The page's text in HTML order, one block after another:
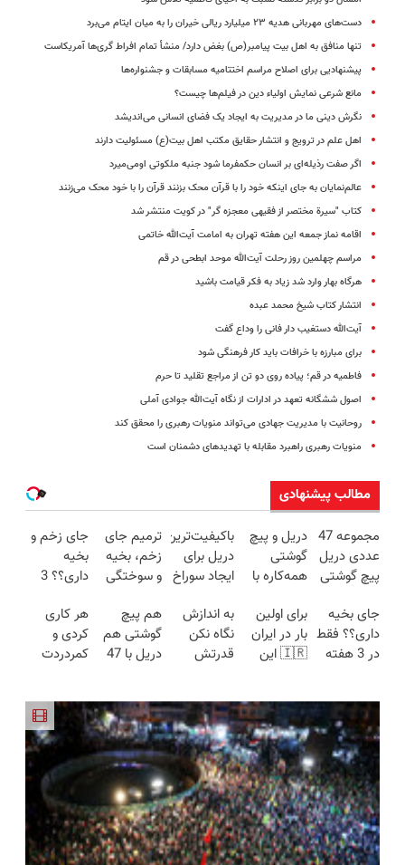
دست‌های مهربانی هدیه ۲۳ میلیارد ریالی خیران را به میان ایتام می‌برد
تنها منافق به اهل بیت پیامبر(ص) بغض دارد/ منشأ تمام افراط گری‌ها آمریکاست
پیشنهادیی برای اصلاح مراسم اختتامیه مسابقات و جشنواره‌ها
مانع شرعی نمایش اولیاء دین در فیلم‌ها چیست؟
نگرش دینی ما در مدیریت به ایجاد یک فضای انسانی می‌اندیشد
اهل علم در ترویج و انتشار حقایق مکتب اهل بیت(ع) مسئولیت دارند
اگر صفت رذیله‌ای بر انسان حکمفرما شود جنبه ملکوتی اومی‌میرد
عالم‌نمایان به جای اینکه خود را با قرآن محک بزنند قرآن را با خود محک می‌زنند
کتاب "سیرة مختصر از فقیهی معجزه گر" در کویت منتشر شد
اقامه نماز جمعه این هفته تهران به امامت آیت‌الله خاتمی
مراسم چهلمین روز رحلت آیت‌الله موحد ابطحی در قم
هرگاه بهار وارد شد زیاد به فکر قیامت باشید
انتشار کتاب شیخ محمد عبده
آیت‌الله دستغیب دار فانی را وداع گفت
برای مبارزه با خرافات باید کار فرهنگی شود
فاطمیه در قم؛ پیاده روی دو تن از مراجع تقلید تا حرم
اصول ششگانه تعهد در ادارات از نگاه آیت‌الله جوادی‌ آملی ‌
روحانیت با مدیریت جهادی می‌تواند منویات رهبری را محقق کند
منویات رهبری راهبرد مقابله با تهدیدهای دشمنان است
مطالب پیشنهادی
مجموعه 47
عددی دریل
پیچ گوشتی
(تخفیف به
مدت
محدود)
دریل و پیچ
گوشتی
همه‌کاره با
هوشمند ⚙️
(نصف
قیمت بازار
باکیفیت‌ترین
دریل برای
ایجاد سوراخ
ترمیم جای
زخم، بخیه
و سوختگی
هفته!!😍
جای زخم و
بخیه
داری؟؟ 3
محوش کن!
جای بخیه
داری؟؟ فقط
در 3 هفته
برای اولین
بار در ایران
🇮🇷 این
23 روزه
ساخت!
به اندازش
نگاه نکن
قدرتش
درب
منزل+گارانتی
تعویض)
هم پیچ
گوشتی هم
دریل با 47
تخفیف داره
بخرش!🔥
هر کاری
کردی و
کمردردت
پرسشنامه و
دریافت راه
حل